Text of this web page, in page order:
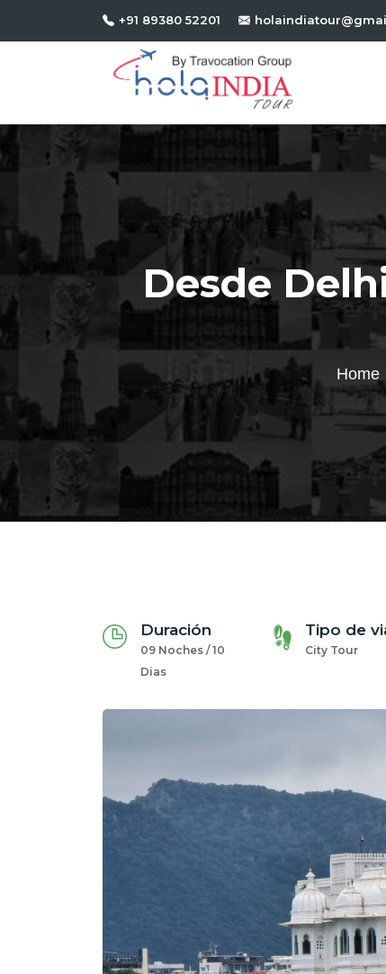
+91 89380 52201
Desde
Home
Duración
09 Noches / 10
Dias
Tipo de
City Tour